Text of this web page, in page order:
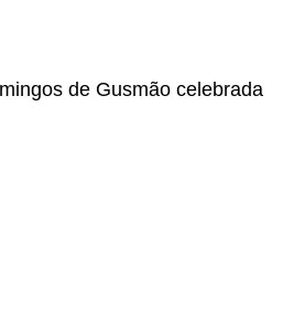
de Gusmão celebrada